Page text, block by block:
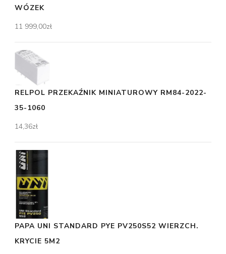
WÓZEK
11 999,00zł
RELPOL PRZEKAŹNIK MINIATUROWY RM84-2022-
35-1060
14,36zł
PAPA UNI STANDARD PYE PV250S52 WIERZCH.
KRYCIE 5M2